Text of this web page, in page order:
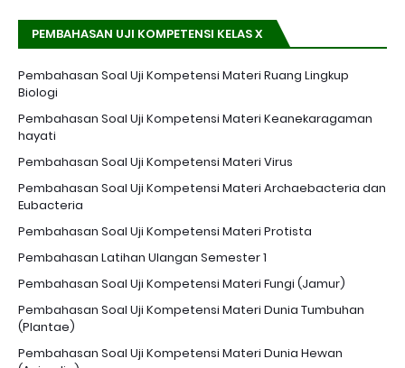
PEMBAHASAN UJI KOMPETENSI KELAS X
Pembahasan Soal Uji Kompetensi Materi Ruang Lingkup
Biologi
Pembahasan Soal Uji Kompetensi Materi Keanekaragaman
hayati
Pembahasan Soal Uji Kompetensi Materi Virus
Pembahasan Soal Uji Kompetensi Materi Archaebacteria dan
Eubacteria
Pembahasan Soal Uji Kompetensi Materi Protista
Pembahasan Latihan Ulangan Semester 1
Pembahasan Soal Uji Kompetensi Materi Fungi (Jamur)
Pembahasan Soal Uji Kompetensi Materi Dunia Tumbuhan
(Plantae)
Pembahasan Soal Uji Kompetensi Materi Dunia Hewan